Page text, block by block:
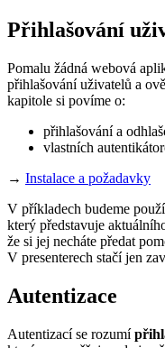
Přihlašování
Pomalu žádná webová
přihlašování uživatelů a
kapitole si povíme o:
přihlašování a
vlastních
→ Instalace a požadavky
V příkladech budeme
který představuje
že si jej necháte předat
V presenterech stačí jen
Autentizace
Autentizací se rozumí